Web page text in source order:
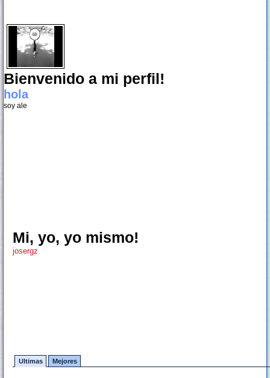
Bienvenido a mi perfil!
hola
soy ale
Mi, yo, yo mismo!
josergz
Ultimas Mejores